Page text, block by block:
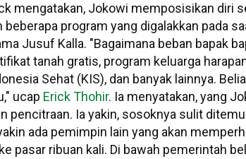
mengatakan, Jokowi memposisikan diri
program yang digalakkan pada
Jusuf Kalla. "Bagaimana beban bapak
tanah gratis, program keluarga
Sehat (KIS), dan banyak lainnya.
ucap Erick Thohir. Ia menyatakan, yang
pencitraan. Ia yakin, sosoknya sulit
ada pemimpin lain yang akan
pasar ribuan kali. Di bawah pemerintah